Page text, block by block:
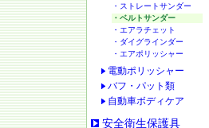
・ストレートサンダー
・ベルトサンダー
・エアラチェット
・ダイグラインダー
・エアポリッシャー
電動ポリッシャー
バフ・パット類
自動車ボディケア
安全衛生保護具